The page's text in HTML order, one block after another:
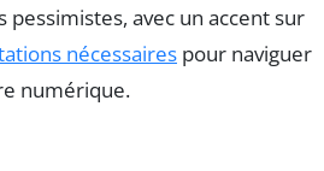
avec un accent sur
nécessaires pour naviguer
numérique.